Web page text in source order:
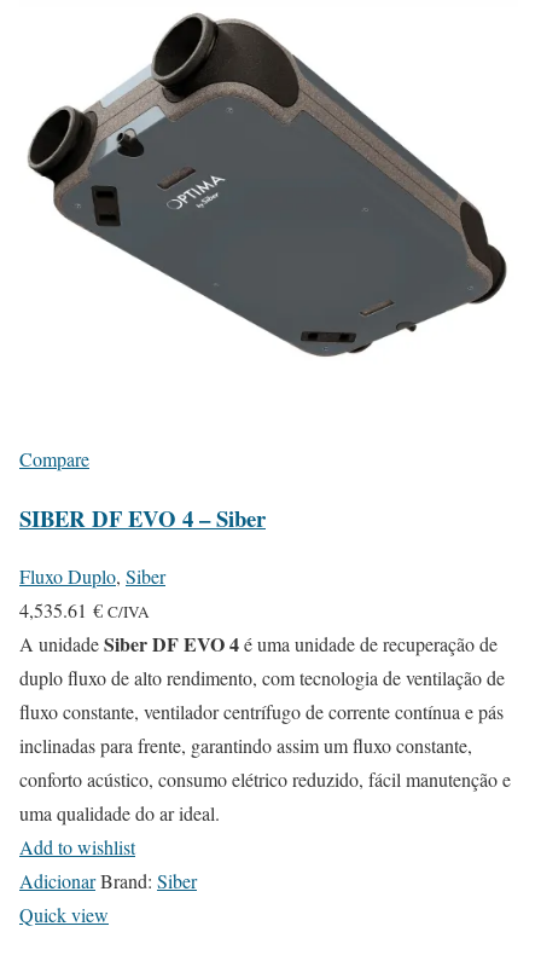
Compare
SIBER DF EVO 4 – Siber
Fluxo Duplo, Siber
4,535.61 € C/IVA
A unidadeSiber DF EVO 4é uma unidade de recuperação de
duplo fluxo de alto rendimento, com tecnologia de ventilação de
fluxo constante, ventilador centrífugo de corrente contínua e pás
inclinadas para frente, garantindo assim um fluxo constante,
conforto acústico, consumo elétrico reduzido, fácil manutenção e
uma qualidade do ar ideal.
Add to wishlist
AdicionarBrand: Siber
Quick view